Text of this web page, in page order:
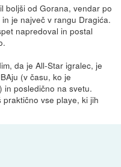
boljši od Gorana, vendar po
je največ v rangu Dragića.
napredoval in postal
da je All-Star igralec, je
(v času, ko je
in posledično na svetu.
vse playe, ki jih